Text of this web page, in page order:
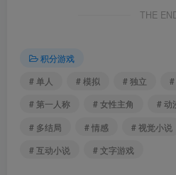
THE
积分游戏
# 单人
# 模拟 # 独立
# 第一人称
# 女性主角 # 动
# 多结局
# 情感 # 视觉小说
# 互动小说
# 文字游戏